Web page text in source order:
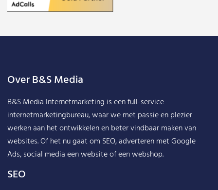
Over B&S Media
B&S Media Internetmarketing is een full-service
internetmarketingbureau, waar we met passie en plezier
werken aan het ontwikkelen en beter vindbaar maken van
websites. Of het nu gaat om SEO, adverteren met Google
Ads, social media een website of een webshop.
SEO